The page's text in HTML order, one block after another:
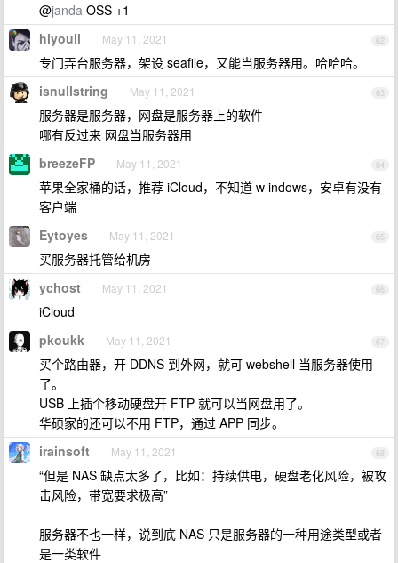
@janda OSS +1
62
hiyouli May 11, 2021
专门弄台服务器，架设 seafile，又能当服务器用。哈哈哈。
63
isnullstring May 11, 2021
服务器是服务器，网盘是服务器上的软件
哪有反过来 网盘当服务器用
64
breezeFP May 11, 2021
苹果全家桶的话，推荐 iCloud，不知道 w indows，安卓有没有
客户端
65
Eytoyes May 11, 2021
买服务器托管给机房
66
ychost May 11, 2021
iCloud
67
pkoukk May 11, 2021
买个路由器，开 DDNS 到外网，就可 webshell 当服务器使用
了。
USB 上插个移动硬盘开 FTP 就可以当网盘用了。
华硕家的还可以不用 FTP，通过 APP 同步。
68
irainsoft May 11, 2021
“但是 NAS 缺点太多了，比如：持续供电，硬盘老化风险，被攻
击风险，带宽要求极高”
服务器不也一样，说到底 NAS 只是服务器的一种用途类型或者
是一类软件